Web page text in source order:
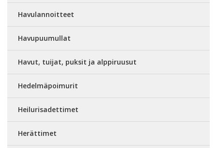
Havulannoitteet
Havupuumullat
Havut, tuijat, puksit ja alppiruusut
Hedelmäpoimurit
Heilurisadettimet
Herättimet